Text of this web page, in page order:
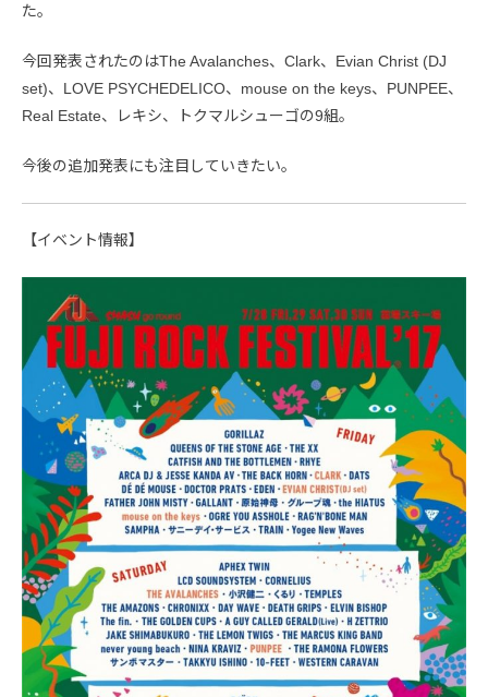
た。
今回発表されたのはThe Avalanches、Clark、Evian Christ (DJ
set)、LOVE PSYCHEDELICO、mouse on the keys、PUNPEE、
Real Estate、レキシ、トクマルシューゴの9組。
今後の追加発表にも注目していきたい。
【イベント情報】